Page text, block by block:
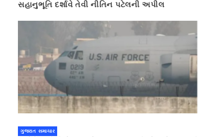
સહાનુભૂતિ દર્શાવે તેવી નીતિન પટેલની અપીલ
ગુજરાત સમાચાર